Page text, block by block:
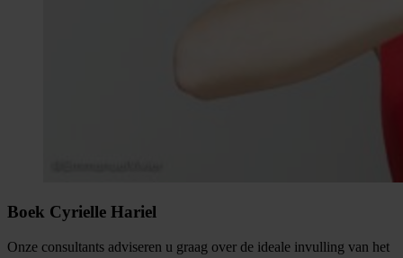
Boek Cyrielle Hariel
Onze consultants adviseren u graag over de ideale invulling van het